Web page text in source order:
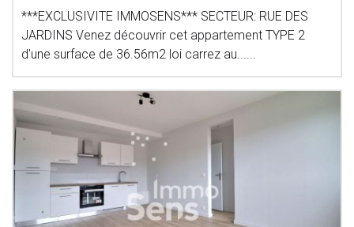
***EXCLUSIVITE IMMOSENS*** SECTEUR: RUE DES
JARDINS Venez découvrir cet appartement TYPE 2
d'une surface de 36.56m2 loi carrez au......